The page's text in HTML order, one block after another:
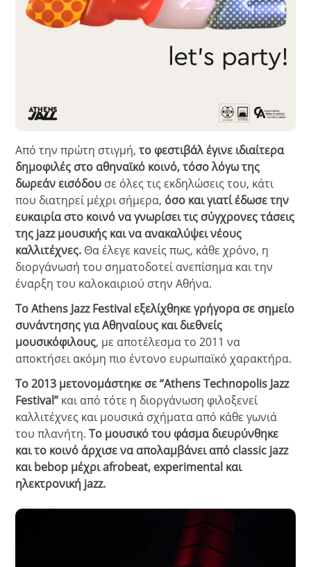
Από την πρώτη στιγμή,το φεστιβάλ έγινε ιδιαίτερα
δημοφιλές στο αθηναϊκό κοινό, τόσο λόγω της
δωρεάν εισόδου σε όλες τις εκδηλώσεις του, κάτι
που διατηρεί μέχρι σήμερα, όσο και γιατί έδωσε την
ευκαιρία στο κοινό να γνωρίσει τις σύγχρονες τάσεις
της jazz μουσικής και να ανακαλύψει νέους
καλλιτέχνες. Θα έλεγε κανείς πως, κάθε χρόνο, η
διοργάνωσή του σηματοδοτεί ανεπίσημα και την
έναρξη του καλοκαιριού στην Αθήνα.
Το Athens Jazz Festival εξελίχθηκε γρήγορα σε σημείο
συνάντησης για Αθηναίους και διεθνείς
μουσικόφιλους, με αποτέλεσμα το 2011 να
αποκτήσει ακόμη πιο έντονο ευρωπαϊκό χαρακτήρα.
Το 2013 μετονομάστηκε σε “Athens Technopolis Jazz
Festival” και από τότε η διοργάνωση φιλοξενεί
καλλιτέχνες και μουσικά σχήματα από κάθε γωνιά
του πλανήτη.Το μουσικό του φάσμα διευρύνθηκε
και το κοινό άρχισε να απολαμβάνει από classic jazz
και bebop μέχρι afrobeat, experimental και
ηλεκτρονική jazz.